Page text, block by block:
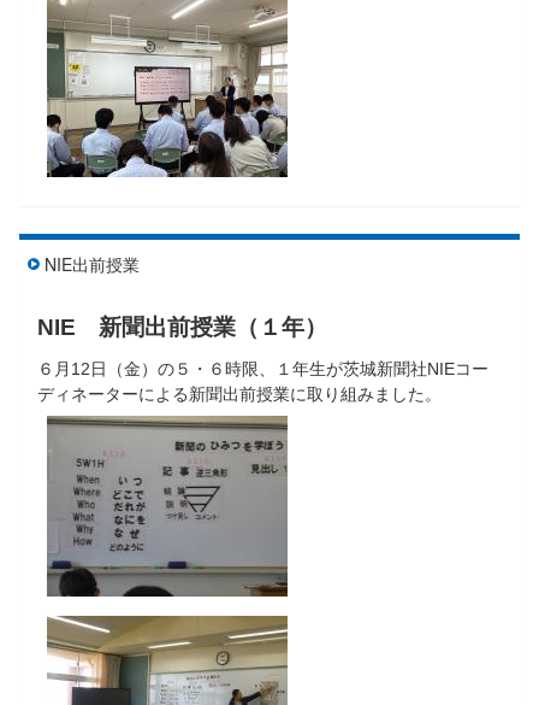
NIE出前授業
NIE 新聞出前授業（１年）
６月12日（金）の５・６時限、１年生が茨城新聞社NIEコー
ディネーターによる新聞出前授業に取り組みました。